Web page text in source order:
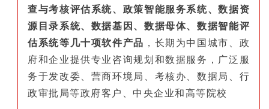
查与考核评估系统、政策智能服务系统、数据资
源目录系统、数据基因、数据母体、数据智能评
估系统等几十项软件产品 ，长期为中国城市、政
府和企业提供专业咨询规划和数据服务，广泛服
务于发改委、营商环境局、考核办、数据局、行
政审批局等政府客户、中央企业和高等院校